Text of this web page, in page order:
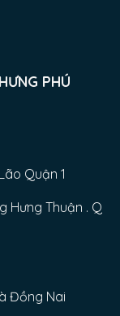
PHÚ
Quận 1
Hưng Thuận . Q
Đồng Nai